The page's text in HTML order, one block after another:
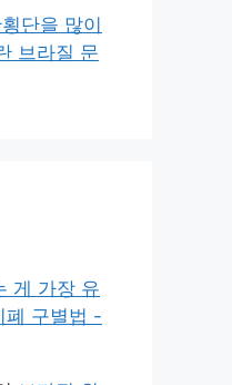
단을 많이
브라질 문
게 가장 유
폐 구별법 -